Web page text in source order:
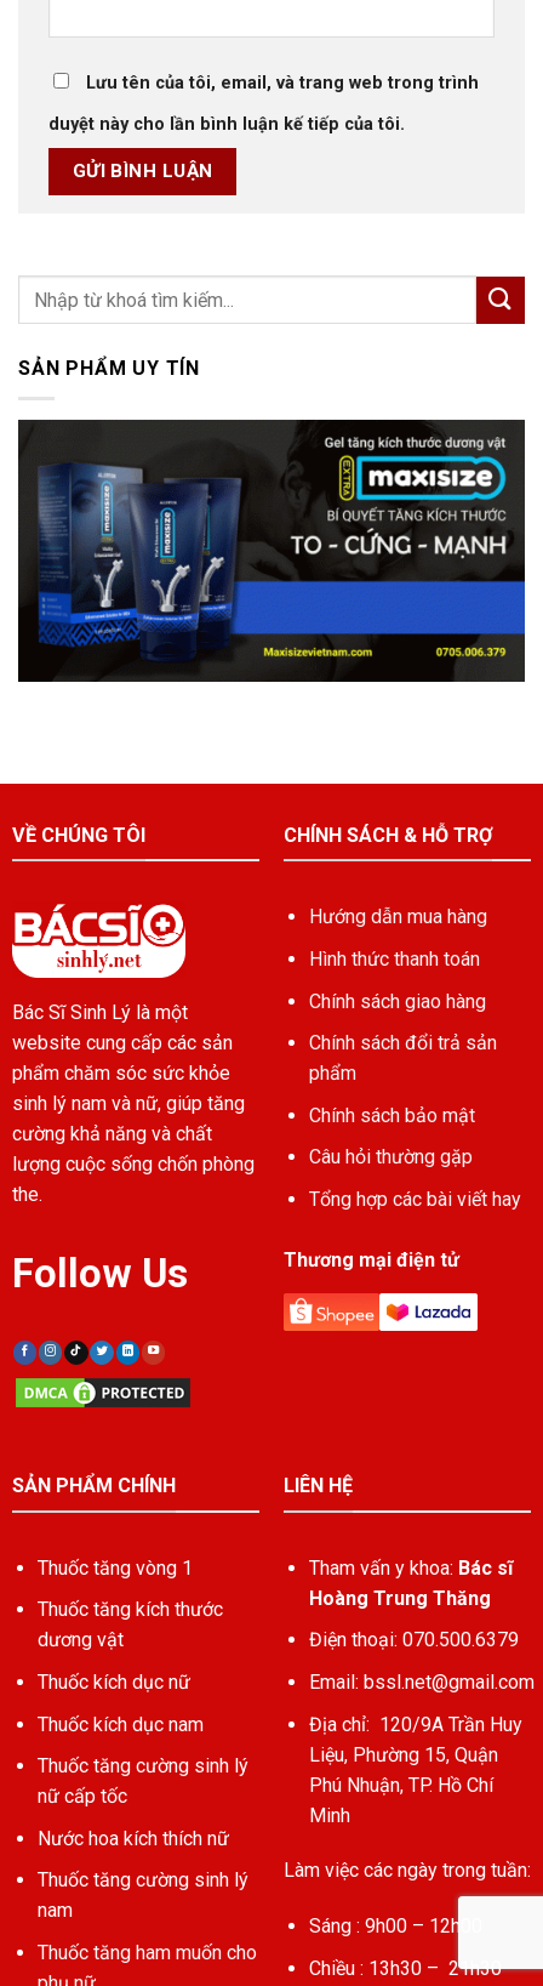
Lưu tên của tôi, email, và trang web trong trình
duyệt này cho lần bình luận kế tiếp của tôi.
SẢN PHẨM UY TÍN
VỀ CHÚNG TÔI
Bác Sĩ Sinh Lý là một
website cung cấp các sản
phẩm chăm sóc sức khỏe
sinh lý nam và nữ, giúp tăng
cường khả năng và chất
lượng cuộc sống chốn phòng
the.
Follow Us
CHÍNH SÁCH & HỖ TRỢ
Hướng dẫn mua hàng
Hình thức thanh toán
Chính sách giao hàng
Chính sách đổi trả sản
phẩm
Chính sách bảo mật
Câu hỏi thường gặp
Tổng hợp các bài viết hay
Thương mại điện tử
SẢN PHẨM CHÍNH
Thuốc tăng vòng 1
Thuốc tăng kích thước
dương vật
Thuốc kích dục nữ
Thuốc kích dục nam
Thuốc tăng cường sinh lý
nữ cấp tốc
Nước hoa kích thích nữ
Thuốc tăng cường sinh lý
nam
Thuốc tăng ham muốn cho
LIÊN HỆ
Tham vấn y khoa: Bác sĩ
Hoàng Trung Thăng
Điện thoại: 070.500.6379
Email: bssl.net@gmail.com
Địa chỉ: 120/9A Trần Huy
Liệu, Phường 15, Quận
Phú Nhuận, TP. Hồ Chí
Minh
Làm việc các ngày trong tuần:
Sáng : 9h00 – 12h00
Chiều : 13h30 – 21h30